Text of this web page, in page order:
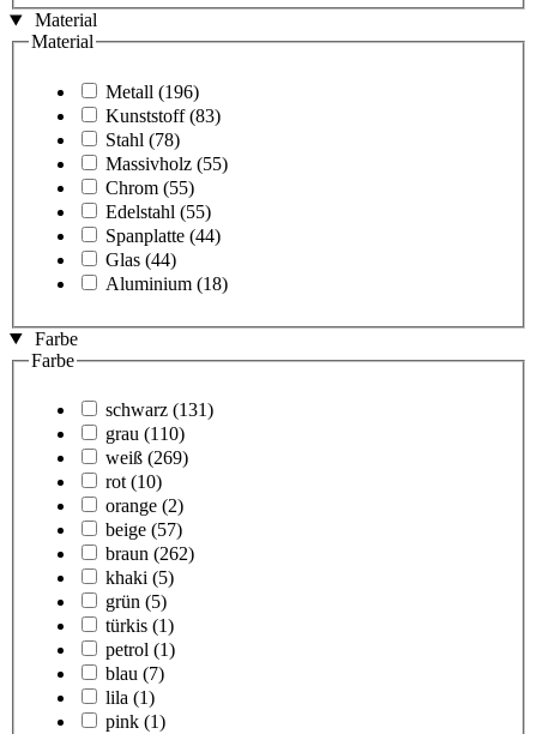
Material
Material
Metall (196)
Kunststoff (83)
Stahl (78)
Massivholz (55)
Chrom (55)
Edelstahl (55)
Spanplatte (44)
Glas (44)
Aluminium (18)
Farbe
Farbe
schwarz (131)
grau (110)
weiß (269)
rot (10)
orange (2)
beige (57)
braun (262)
khaki (5)
grün (5)
türkis (1)
petrol (1)
blau (7)
lila (1)
pink (1)